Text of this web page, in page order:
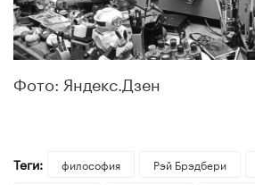
Фото: Яндекс.Дзен
Теги: философия Рэй Брэдбери